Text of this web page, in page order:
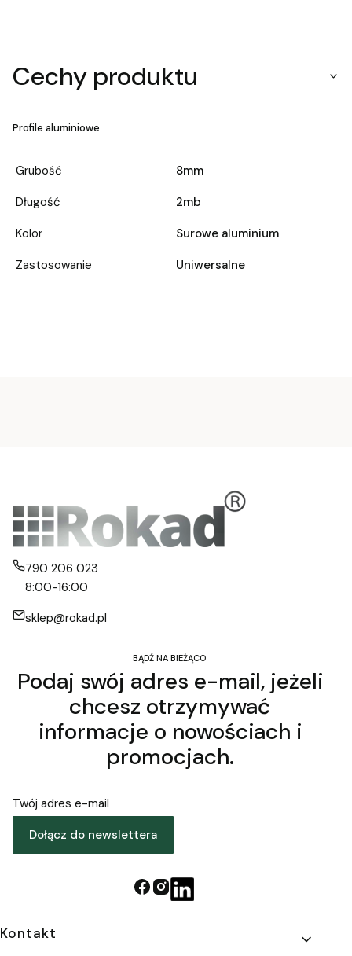
Cechy produktu
Profile aluminiowe
Grubość
8mm
Długość
2mb
Kolor
Surowe aluminium
Zastosowanie
Uniwersalne
790 206 023
8:00-16:00
sklep@rokad.pl
BĄDŹ NA BIEŻĄCO
Podaj swój adres e-mail, jeżeli
chcesz otrzymywać
informacje o nowościach i
promocjach.
Twój adres e-mail
Dołącz do newslettera
Linki w stopce
Kontakt